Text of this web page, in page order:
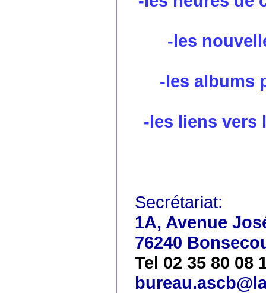
-les
-les albums
-les liens vers
Secrétariat:
1A, Avenue
76240
Tel 02 35 80 08